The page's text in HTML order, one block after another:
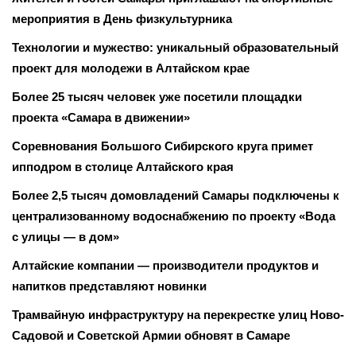
мероприятия в День физкультурника
Технологии и мужество: уникальный образовательный
проект для молодежи в Алтайском крае
Более 25 тысяч человек уже посетили площадки
проекта «Самара в движении»
Соревнования Большого Сибирского круга примет
ипподром в столице Алтайского края
Более 2,5 тысяч домовладений Самары подключены к
централизованному водоснабжению по проекту «Вода
с улицы — в дом»
Алтайские компании — производители продуктов и
напитков представляют новинки
Трамвайную инфраструктуру на перекрестке улиц Ново-
Садовой и Советской Армии обновят в Самаре